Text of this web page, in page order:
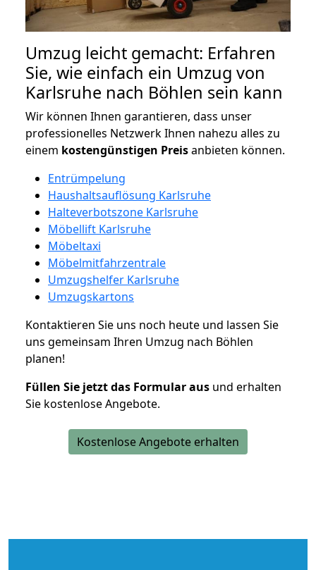
Umzug leicht gemacht: Erfahren
Sie, wie einfach ein Umzug von
Karlsruhe nach Böhlen sein kann
Wir können Ihnen garantieren, dass unser
professionelles Netzwerk Ihnen nahezu alles zu
einem kostengünstigen Preisanbieten können.
Entrümpelung
Haushaltsauflösung Karlsruhe
Halteverbotszone Karlsruhe
Möbellift Karlsruhe
Möbeltaxi
Möbelmitfahrzentrale
Umzugshelfer Karlsruhe
Umzugskartons
Kontaktieren Sie uns noch heute und lassen Sie
uns gemeinsam Ihren Umzug nach Böhlen
planen!
Füllen Sie jetzt das Formular aus und erhalten
Sie kostenlose Angebote.
Kostenlose Angebote erhalten